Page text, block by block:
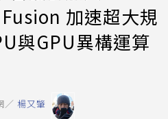
加速超大規
與GPU異構運算
／ 楊又肇